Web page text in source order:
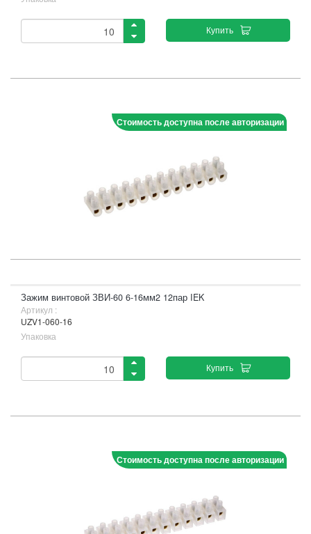
Купить
Стоимость доступна после авторизации
Зажим винтовой ЗВИ-60 6-16мм2 12пар IEK
Артикул :
UZV1-060-16
Упаковка
Купить
Стоимость доступна после авторизации